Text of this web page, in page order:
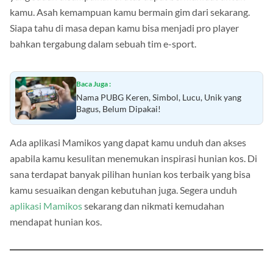
kamu. Asah kemampuan kamu bermain gim dari sekarang.
Siapa tahu di masa depan kamu bisa menjadi pro player
bahkan tergabung dalam sebuah tim e-sport.
Baca Juga :
Nama PUBG Keren, Simbol, Lucu, Unik yang
Bagus, Belum Dipakai!
Ada aplikasi Mamikos yang dapat kamu unduh dan akses
apabila kamu kesulitan menemukan inspirasi hunian kos. Di
sana terdapat banyak pilihan hunian kos terbaik yang bisa
kamu sesuaikan dengan kebutuhan juga. Segera unduh
aplikasi Mamikossekarang dan nikmati kemudahan
mendapat hunian kos.